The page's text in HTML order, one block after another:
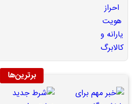
برترین‌ها